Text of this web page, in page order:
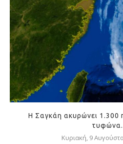
Η Σαγκάη ακυρώνει 1.300
Κυριακή, 9